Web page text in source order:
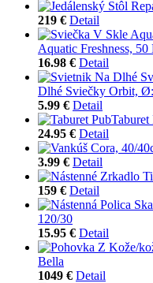
219 € Detail
Aquatic Freshness, 50
16.98 € Detail
Dlhé Sviečky Orbit,
5.99 € Detail
Taburet
24.95 € Detail
3.99 € Detail
159 € Detail
120/30
15.95 € Detail
Bella
1049 € Detail